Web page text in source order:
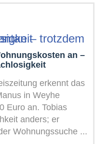
an –
erkennt das
in Weyhe
Euro an. Tobias
anders; er
Wohnungssuche ...